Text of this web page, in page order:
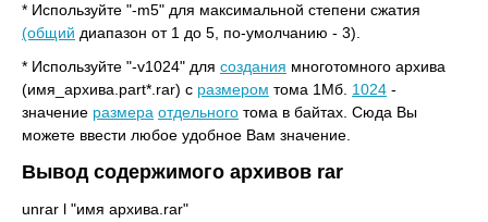
* Используйте "-m5" для максимальной степени сжатия
(общий диапазон от 1 до 5, по-умолчанию - 3).
* Используйте "-v1024" для создания многотомного архива
(имя_архива.part*.rar) с размером тома 1Мб. 1024 -
значение размера отдельного тома в байтах. Сюда Вы
можете ввести любое удобное Вам значение.
Вывод содержимого архивов rar
unrar l "имя архива.rar"